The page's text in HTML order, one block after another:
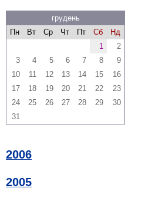
грудень
Пн
Вт Ср Чт Пт Сб
Нд
1
2
3
4 5 6 7 8
9
10
11 12 13 14 15
16
17
18 19 20 21 22
23
24
25 26 27 28 29
30
31
2006
2005